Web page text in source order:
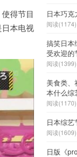
得节目
本电视
日本巧
阅读(1174)
搞笑日本
受欢迎的
阅读(1399)
美食类、
本什么综
阅读(1170)
日本综
阅读(1609)
日版《